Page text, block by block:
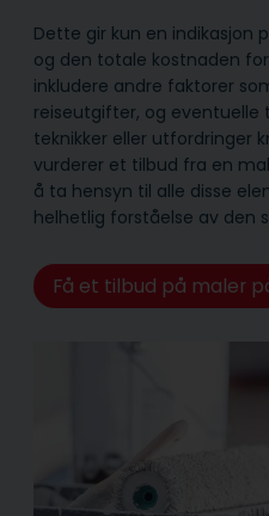
Dette gir kun en indikasjon
og den totale kostnaden
inkludere andre faktorer
reiseutgifter, og eventuelle
teknikker eller utfordringer
vurderer et tilbud fra en
å ta hensyn til alle disse
helhetlig forståelse av den
Få et tilbud på maler